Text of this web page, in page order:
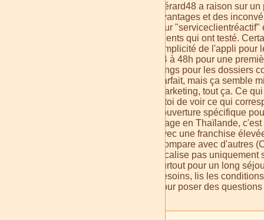
Gérard48 a raison sur
avantages et des
leur
clients qui ont testé.
simplicité de l'appli pour
24 à 48h pour une
longs pour les dossiers
parfait, mais ça semble
marketing, tout ça. Ce
à toi de voir ce qui
couverture spécifique
plage en Thaïlande,
avec une franchise
Compare avec d'autres
focalise pas
surtout pour un long
besoins, lis les
pour poser des